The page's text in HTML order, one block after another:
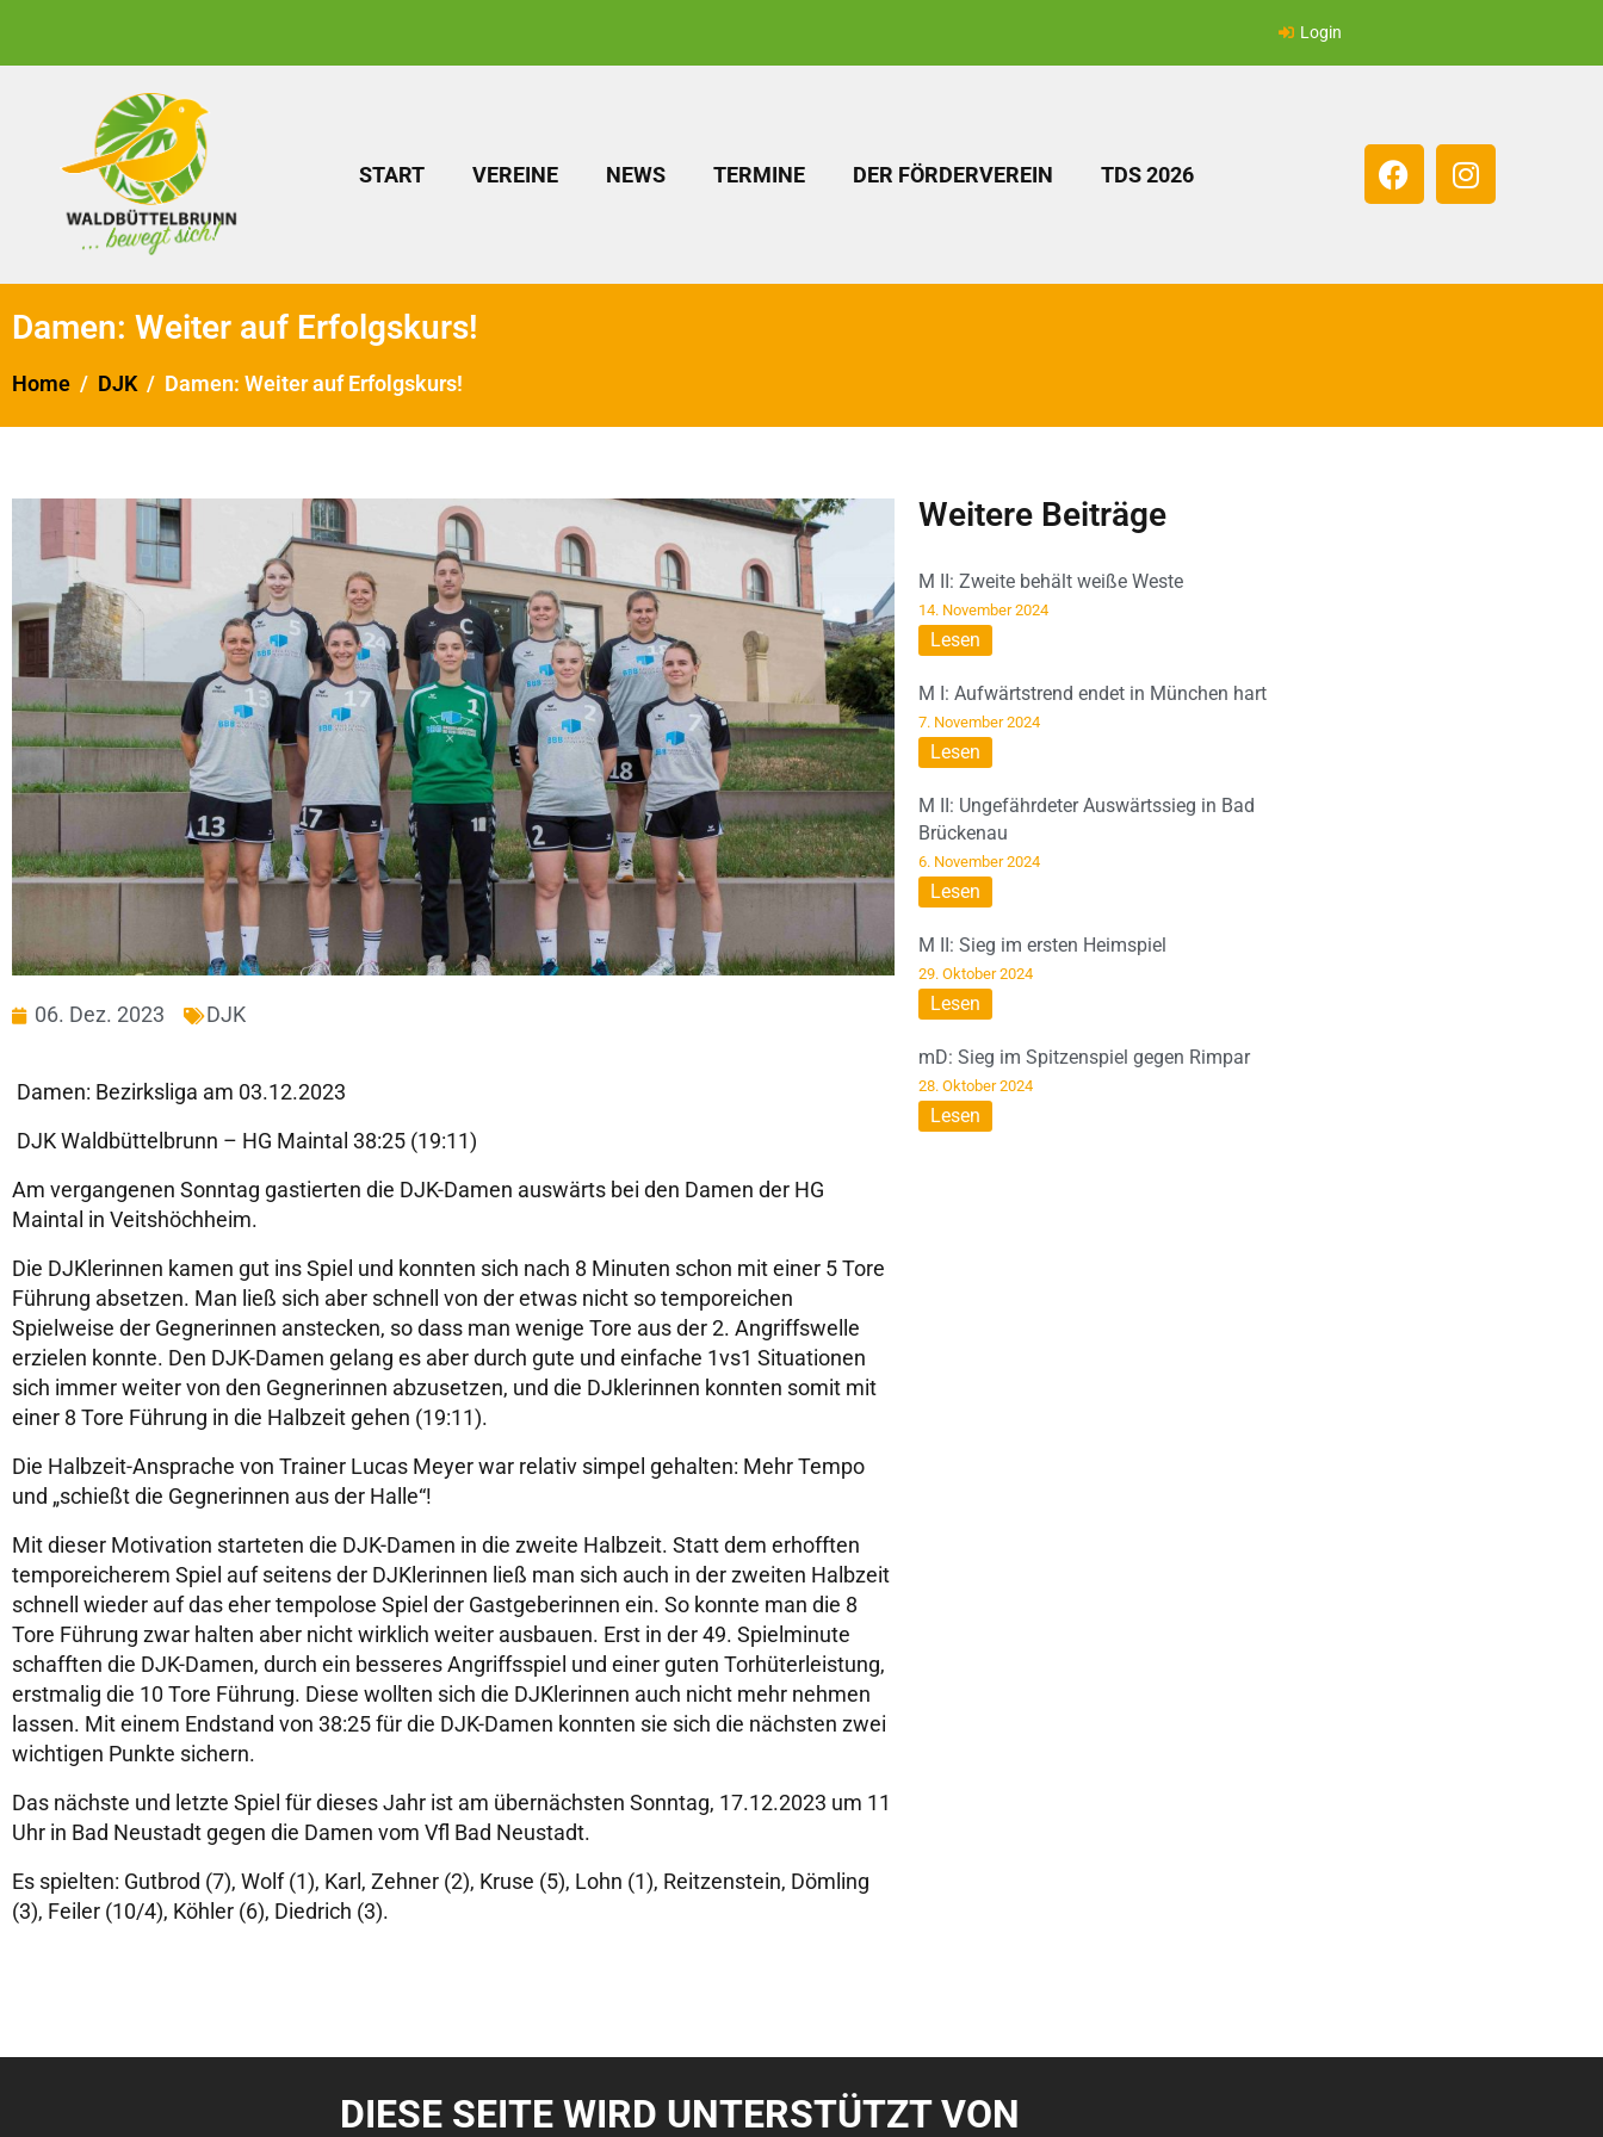
Login
START VEREINE NEWS TERMINE DER FÖRDERVEREIN TDS 2026
Damen: Weiter auf Erfolgskurs!
Home DJK Damen: Weiter auf Erfolgskurs!
06. Dez. 2023 DJK
Damen: Bezirksliga am 03.12.2023
DJK Waldbüttelbrunn – HG Maintal 38:25 (19:11)
Am vergangenen Sonntag gastierten die DJK-Damen auswärts bei den Damen der HG
Maintal in Veitshöchheim.
Die DJKlerinnen kamen gut ins Spiel und konnten sich nach 8 Minuten schon mit einer 5 Tore
Führung absetzen. Man ließ sich aber schnell von der etwas nicht so temporeichen
Spielweise der Gegnerinnen anstecken, so dass man wenige Tore aus der 2. Angriffswelle
erzielen konnte. Den DJK-Damen gelang es aber durch gute und einfache 1vs1 Situationen
sich immer weiter von den Gegnerinnen abzusetzen, und die DJklerinnen konnten somit mit
einer 8 Tore Führung in die Halbzeit gehen (19:11).
Die Halbzeit-Ansprache von Trainer Lucas Meyer war relativ simpel gehalten: Mehr Tempo
und „schießt die Gegnerinnen aus der Halle“!
Mit dieser Motivation starteten die DJK-Damen in die zweite Halbzeit. Statt dem erhofften
temporeicherem Spiel auf seitens der DJKlerinnen ließ man sich auch in der zweiten Halbzeit
schnell wieder auf das eher tempolose Spiel der Gastgeberinnen ein. So konnte man die 8
Tore Führung zwar halten aber nicht wirklich weiter ausbauen. Erst in der 49. Spielminute
schafften die DJK-Damen, durch ein besseres Angriffsspiel und einer guten Torhüterleistung,
erstmalig die 10 Tore Führung. Diese wollten sich die DJKlerinnen auch nicht mehr nehmen
lassen. Mit einem Endstand von 38:25 für die DJK-Damen konnten sie sich die nächsten zwei
wichtigen Punkte sichern.
Das nächste und letzte Spiel für dieses Jahr ist am übernächsten Sonntag, 17.12.2023 um 11
Uhr in Bad Neustadt gegen die Damen vom Vfl Bad Neustadt.
Es spielten: Gutbrod (7), Wolf (1), Karl, Zehner (2), Kruse (5), Lohn (1), Reitzenstein, Dömling
(3), Feiler (10/4), Köhler (6), Diedrich (3).
Weitere Beiträge
M II: Zweite behält weiße Weste
14. November 2024
Lesen
M I: Aufwärtstrend endet in München hart
7. November 2024
Lesen
M II: Ungefährdeter Auswärtssieg in Bad
Brückenau
6. November 2024
Lesen
M II: Sieg im ersten Heimspiel
29. Oktober 2024
Lesen
mD: Sieg im Spitzenspiel gegen Rimpar
28. Oktober 2024
Lesen
DIESE SEITE WIRD UNTERSTÜTZT VON